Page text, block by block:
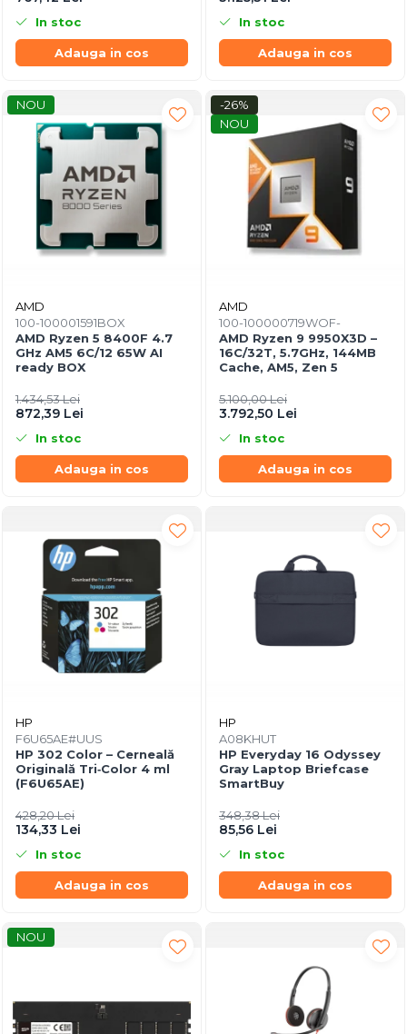
In stoc
Adauga in cos
In stoc
Adauga in cos
NOU
AMD
100-100001591BOX
AMD Ryzen 5 8400F 4.7
GHz AM5 6C/12 65W AI
ready BOX
1.434,53 Lei
872,39 Lei
In stoc
Adauga in cos
-26%
NOU
AMD
100-100000719WOF-
AMD Ryzen 9 9950X3D –
16C/32T, 5.7GHz, 144MB
Cache, AM5, Zen 5
5.100,00 Lei
3.792,50 Lei
In stoc
Adauga in cos
HP
F6U65AE#UUS
HP 302 Color – Cerneală
Originală Tri‑Color 4 ml
(F6U65AE)
428,20 Lei
134,33 Lei
In stoc
Adauga in cos
HP
A08KHUT
HP Everyday 16 Odyssey
Gray Laptop Briefcase
SmartBuy
348,38 Lei
85,56 Lei
In stoc
Adauga in cos
NOU